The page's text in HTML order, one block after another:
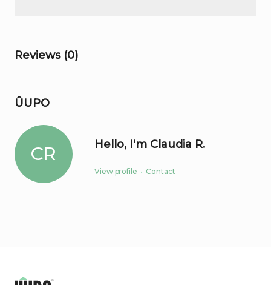
Reviews (0)
ÛUPO
CR Hello, I'm Claudia R.
View profile • Contact